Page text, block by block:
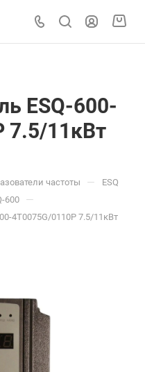
ESQ-600-
7.5/11кВт
частоты — ESQ
600 —
4T0075G/0110P 7.5/11кВт